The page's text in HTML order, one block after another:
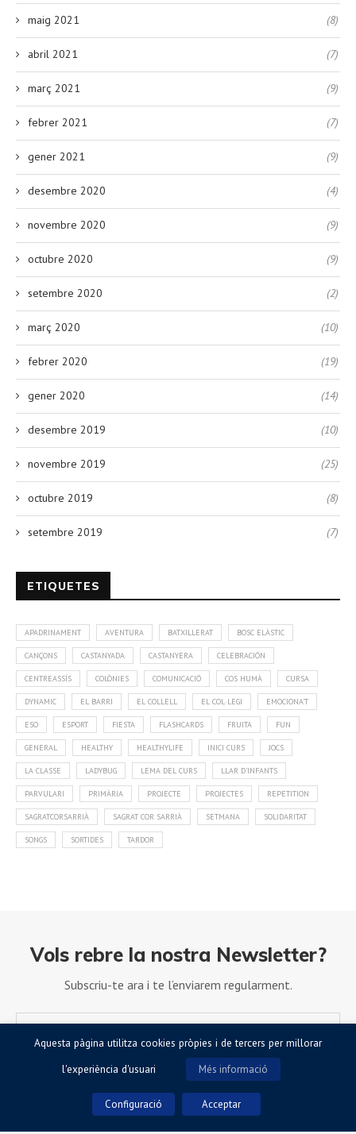
maig 2021 (8)
abril 2021 (7)
març 2021 (9)
febrer 2021 (7)
gener 2021 (9)
desembre 2020 (4)
novembre 2020 (9)
octubre 2020 (9)
setembre 2020 (2)
març 2020 (10)
febrer 2020 (19)
gener 2020 (14)
desembre 2019 (10)
novembre 2019 (25)
octubre 2019 (8)
setembre 2019 (7)
ETIQUETES
APADRINAMENT AVENTURA BATXILLERAT BOSC ELÀSTIC
CANÇONS CASTANYADA CASTANYERA CELEBRACIÓN
CENTREASSÍS COLÒNIES COMUNICACIÓ COS HUMÀ CURSA
DYNAMIC EL BARRI EL COLLELL EL COL·LEGI EMOCIONA'T
ESO ESPORT FIESTA FLASHCARDS FRUITA FUN
GENERAL HEALTHY HEALTHYLIFE INICI CURS JOCS
LA CLASSE LADYBUG LEMA DEL CURS LLAR D'INFANTS
PARVULARI PRIMÀRIA PROJECTE PROJECTES REPETITION
SAGRATCORSARRIÀ SAGRAT COR SARRIÀ SETMANA SOLIDARITAT
SONGS SORTIDES TARDOR
Vols rebre la nostra Newsletter?
Subscriu-te ara i te l’enviarem regularment.
Accepto la Política de Privacitat
Aquesta pàgina utilitza cookies pròpies i de tercers per millorar
l'experiència d'usuari
Més informació
Configuració Acceptar